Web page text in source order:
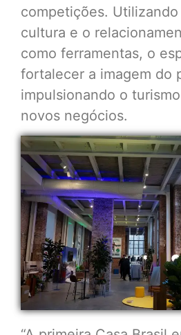
competições.
cultura e o
como ferramentas, o
fortalecer a imagem do
impulsionando o
novos negócios.